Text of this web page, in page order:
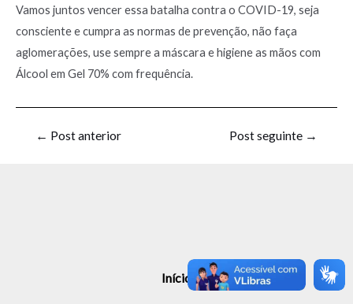
Vamos juntos vencer essa batalha contra o COVID-19, seja
consciente e cumpra as normas de prevenção, não faça
aglomerações, use sempre a máscara e higiene as mãos com
Álcool em Gel 70% com frequência.
← Post anterior Post seguinte →
Início